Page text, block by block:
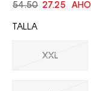
54.50 27.25
TALLA
XXL